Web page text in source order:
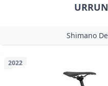
Shimano
2022